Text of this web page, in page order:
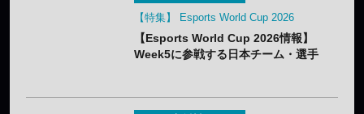
【特集】 Esports World Cup 2026
【Esports World Cup 2026情報】
Week5に参戦する日本チーム・選手